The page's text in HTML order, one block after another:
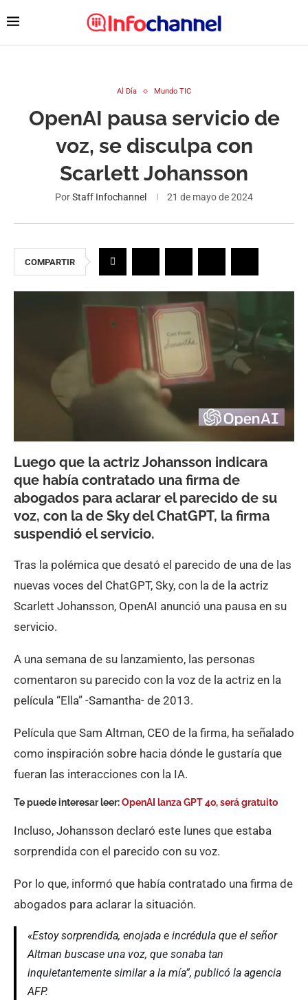
Al Día Mundo TIC
OpenAI pausa servicio de
voz, se disculpa con
Scarlett Johansson
PorStaff Infochannel 21 de mayo de 2024
COMPARTIR
Luego que la actriz Johansson indicara
que había contratado una firma de
abogados para aclarar el parecido de su
voz, con la de Sky del ChatGPT, la firma
suspendió el servicio.
Tras la polémica que desató el parecido de una de las
nuevas voces del ChatGPT, Sky, con la de la actriz
Scarlett Johansson, OpenAI anunció una pausa en su
servicio.
A una semana de su lanzamiento, las personas
comentaron su parecido con la voz de la actriz en la
película “Ella” -Samantha- de 2013.
Película que Sam Altman, CEO de la firma, ha señalado
como inspiración sobre hacia dónde le gustaría que
fueran las interacciones con la IA.
Te puede interesar leer:OpenAI lanza GPT 4o, será gratuito
Incluso, Johansson declaró este lunes que estaba
sorprendida con el parecido con su voz.
Por lo que, informó que había contratado una firma de
abogados para aclarar la situación.
«Estoy sorprendida, enojada e incrédula que el señor
Altman buscase una voz, que sonaba tan
inquietantemente similar a la mía”, publicó la agencia
AFP.